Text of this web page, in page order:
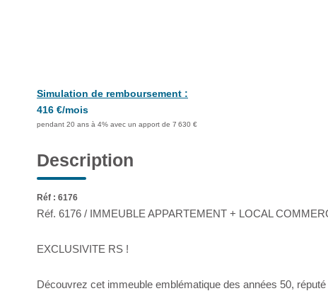
Simulation de remboursement :
416 €/mois
pendant 20 ans à 4% avec un apport de 7 630 €
Description
Réf : 6176
Réf. 6176 / IMMEUBLE APPARTEMENT + LOCAL
EXCLUSIVITE RS !
Découvrez cet immeuble emblématique des années 50,